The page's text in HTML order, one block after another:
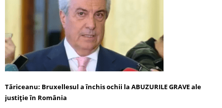
Tăriceanu: Bruxellesul a închis ochii la ABUZURILE GRAVE ale
justiţie în România